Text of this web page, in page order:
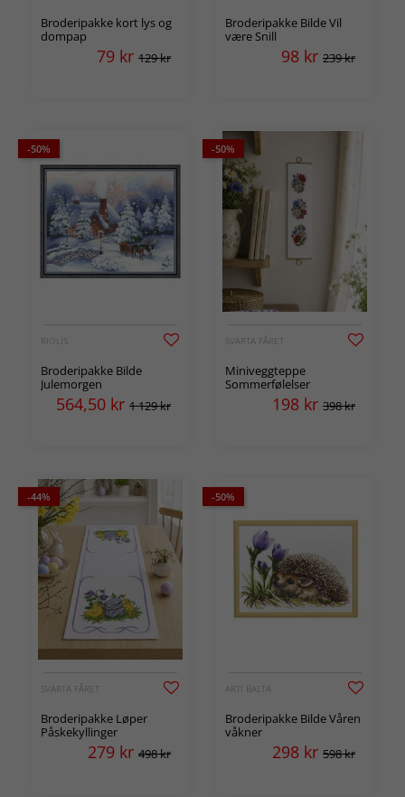
Broderipakke kort lys og
dompap
79 kr 129 kr
Broderipakke Bilde Vil
være Snill
98 kr 239 kr
-50%
RIOLIS
Broderipakke Bilde
Julemorgen
564,50 kr 1 129 kr
-50%
SVARTA FÅRET
Miniveggteppe
Sommerfølelser
198 kr 398 kr
-44%
SVARTA FÅRET
Broderipakke Løper
Påskekyllinger
279 kr 498 kr
-50%
ARTI BALTA
Broderipakke Bilde Våren
våkner
298 kr 598 kr